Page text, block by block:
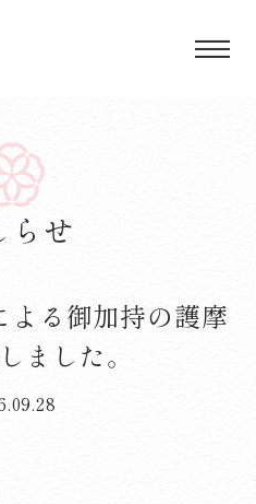
らせ
よる御加持の護摩
ました。